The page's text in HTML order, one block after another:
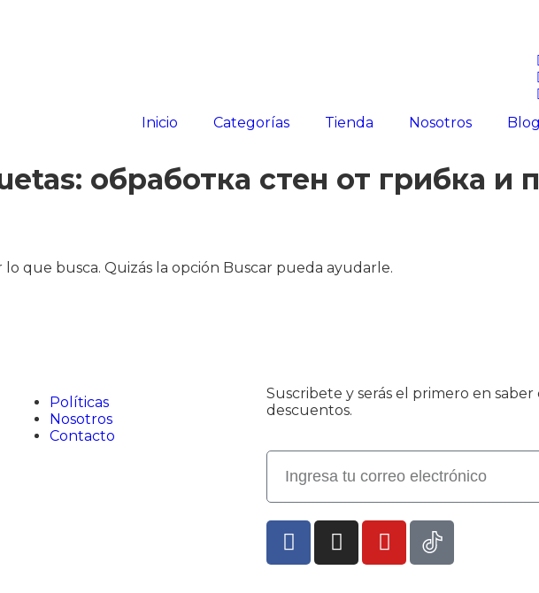
Inicio Categorías Tienda Nosotros Blog
обработка стен от грибка и
que busca. Quizás la opción Buscar pueda ayudarle.
Políticas
Nosotros
Contacto
Suscribete y serás el primero en
descuentos.